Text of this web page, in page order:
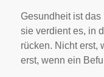
Gesundheit ist
sie verdient es, in
rücken. Nicht erst,
erst, wenn ein